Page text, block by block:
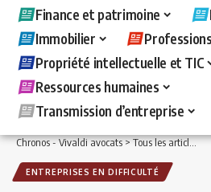
Finance et patrimoine
Immobilier
Propriété intellectuelle et TIC
Ressources humaines
Transmission d’entreprise
Chronos - Vivaldi avocats>Tous les articles >
ENTREPRISES EN DIFFICULTÉ